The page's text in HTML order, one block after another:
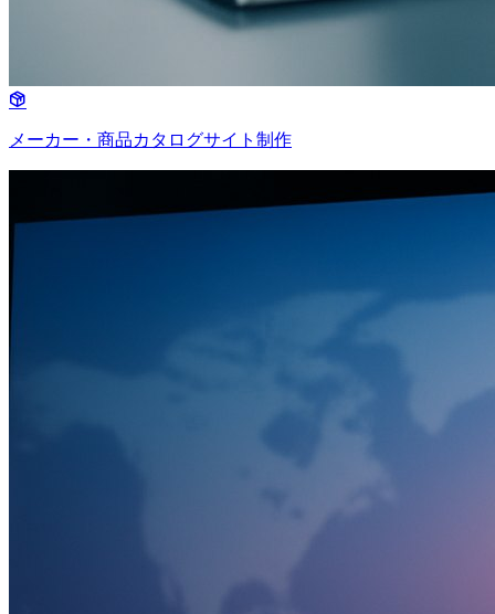
メーカー・商品カタログサイト制作